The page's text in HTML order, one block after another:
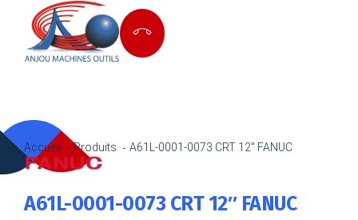
Accueil Produits A61L-0001-0073 CRT 12″ FANUC
A61L-0001-0073 CRT 12″ FANUC